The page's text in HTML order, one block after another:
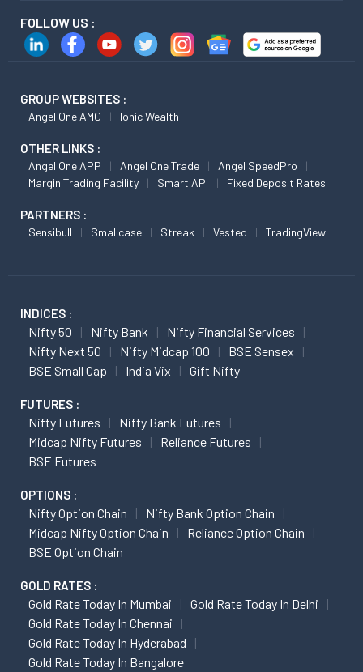
FOLLOW US :
GROUP WEBSITES :
Angel One AMC Ionic Wealth
OTHER LINKS :
Angel One APP Angel One Trade
Angel SpeedPro
Margin Trading Facility
Smart API Fixed Deposit Rates
PARTNERS :
Sensibull Smallcase Streak Vested TradingView
INDICES :
Nifty 50 Nifty Bank
Nifty Financial Services
Nifty Next 50
Nifty Midcap 100
BSE Sensex
BSE Small Cap
India Vix Gift Nifty
FUTURES :
Nifty Futures
Nifty Bank Futures
Midcap Nifty Futures
Reliance Futures
BSE Futures
OPTIONS :
Nifty Option Chain
Nifty Bank Option Chain
Midcap Nifty Option Chain
Reliance Option Chain
BSE Option Chain
GOLD RATES :
Gold Rate Today In Mumbai
Gold Rate Today In Delhi
Gold Rate Today In Chennai
Gold Rate Today In Hyderabad
Gold Rate Today In Bangalore